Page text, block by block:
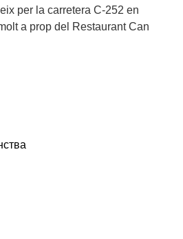
per la carretera C-252 en
a prop del Restaurant Can